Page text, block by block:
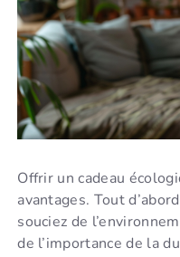
Offrir un cadeau
avantages. Tout
souciez de
de l’importance de la